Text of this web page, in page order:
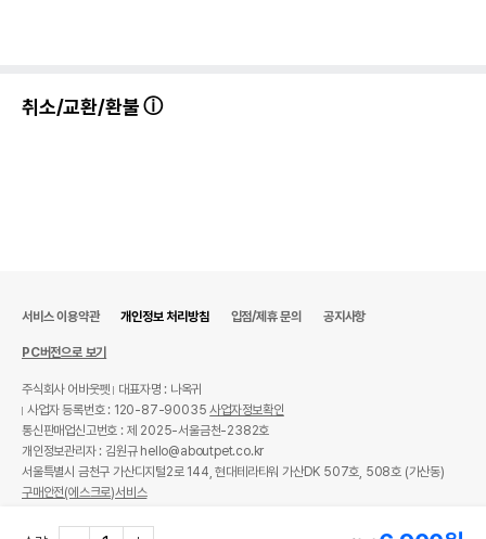
취소/교환/환불
서비스 이용약관 개인정보 처리방침 입점/제휴 문의 공지사항
PC버전으로 보기
주식회사 어바웃펫
대표자명 : 나옥귀
사업자 등록번호 : 120-87-90035사업자정보확인
통신판매업신고번호 : 제 2025-서울금천-2382호
개인정보관리자 : 김원규 hello@aboutpet.co.kr
서울특별시 금천구 가산디지털2로 144, 현대테라타워 가산DK 507호, 508호 (가산동)
구매안전(에스크로)서비스